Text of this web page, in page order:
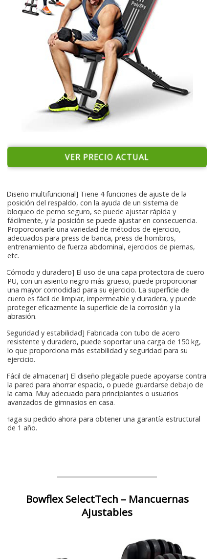
VER PRECIO ACTUAL
[Diseño multifuncional] Tiene 4 funciones de ajuste de la
posición del respaldo, con la ayuda de un sistema de
bloqueo de perno seguro, se puede ajustar rápida y
fácilmente, y la posición se puede ajustar en consecuencia.
Proporcionarle una variedad de métodos de ejercicio,
adecuados para press de banca, press de hombros,
entrenamiento de fuerza abdominal, ejercicios de piernas,
etc.
[Cómodo y duradero] El uso de una capa protectora de cuero
PU, con un asiento negro más grueso, puede proporcionar
una mayor comodidad para su ejercicio. La superficie de
cuero es fácil de limpiar, impermeable y duradera, y puede
proteger eficazmente la superficie de la corrosión y la
abrasión.
[Seguridad y estabilidad] Fabricada con tubo de acero
resistente y duradero, puede soportar una carga de 150 kg,
lo que proporciona más estabilidad y seguridad para su
ejercicio.
[Fácil de almacenar] El diseño plegable puede apoyarse contra
la pared para ahorrar espacio, o puede guardarse debajo de
la cama. Muy adecuado para principiantes o usuarios
avanzados de gimnasios en casa.
Haga su pedido ahora para obtener una garantía estructural
de 1 año.
Bowflex SelectTech – Mancuernas
Ajustables